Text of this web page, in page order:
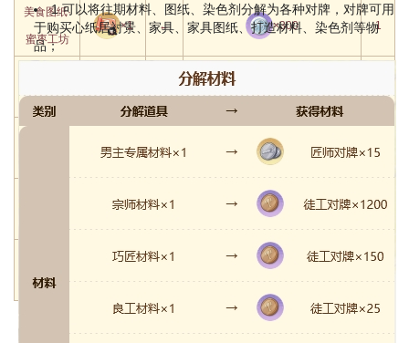
美食图纸·
蜜枣工坊
×1 ← ×300 1
×1 ← ×300 1
×1 ← ×300 1
汤饼棚
×300
1.可以将往期材料、图纸、染色剂分解为各种对牌，对牌可用
于购买心纸居衬景、家具、家具图纸、打造材料、染色剂等物
品；